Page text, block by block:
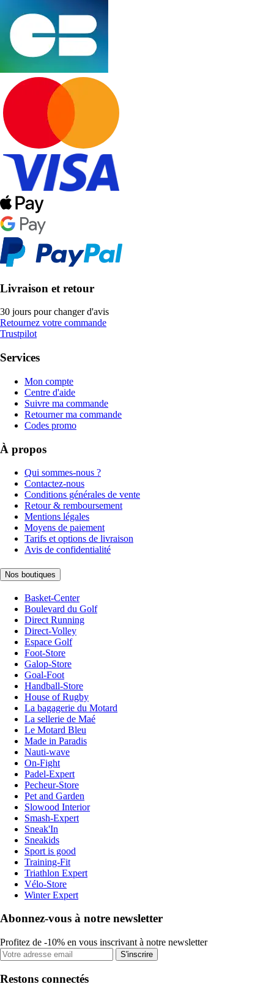
Livraison et retour
30 jours pour changer d'avis
Retournez votre commande
Trustpilot
Services
Mon compte
Centre d'aide
Suivre ma commande
Retourner ma commande
Codes promo
À propos
Qui sommes-nous ?
Contactez-nous
Conditions générales de vente
Retour & remboursement
Mentions légales
Moyens de paiement
Tarifs et options de livraison
Avis de confidentialité
Nos boutiques
Basket-Center
Boulevard du Golf
Direct Running
Direct-Volley
Espace Golf
Foot-Store
Galop-Store
Goal-Foot
Handball-Store
House of Rugby
La bagagerie du Motard
La sellerie de Maé
Le Motard Bleu
Made in Paradis
Nauti-wave
On-Fight
Padel-Expert
Pecheur-Store
Pet and Garden
Slowood Interior
Smash-Expert
Sneak'In
Sneakids
Sport is good
Training-Fit
Triathlon Expert
Vélo-Store
Winter Expert
Abonnez-vous à notre newsletter
Profitez de -10% en vous inscrivant à notre newsletter
S'inscrire
Restons connectés